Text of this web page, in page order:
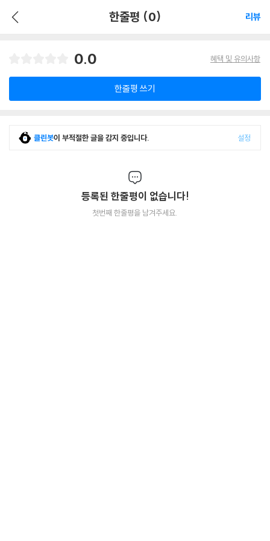
한줄평 (0) 리뷰
0.0 혜택 및 유의사항
한줄평 쓰기
클린봇이 부적절한 글을 감지 중입니다. 설정
등록된 한줄평이 없습니다!
첫번째 한줄평을 남겨주세요.